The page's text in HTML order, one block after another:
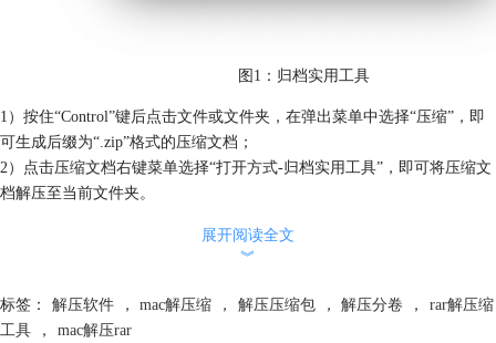
图1：归档实用工具
1）按住“Control”键后点击文件或文件夹，在弹出菜单中选择“压缩”，即
可生成后缀为“.zip”格式的压缩文档；
2）点击压缩文档右键菜单选择“打开方式-归档实用工具”，即可将压缩文
档解压至当前文件夹。
等常见的压缩文档格式。Mac系统的归档实用工具仅支持ZIP格式的压缩
究竟。
二、Mac解压RAR用什么软件
展开阅读全文
︾
标签： 解压软件 ， mac解压缩 ， 解压压缩包 ， 解压分卷 ，
rar解压缩
工具
， mac解压rar